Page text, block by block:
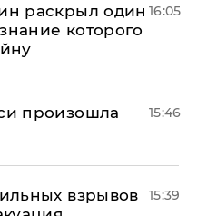
раскрыл один
которого
16:05
произошла
15:46
взрывов
15:39